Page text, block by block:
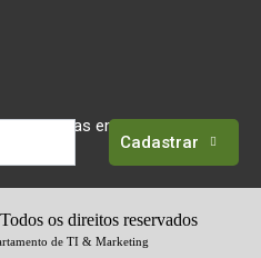
tendências em tintas
Cadastrar
os direitos reservados
de TI & Marketing